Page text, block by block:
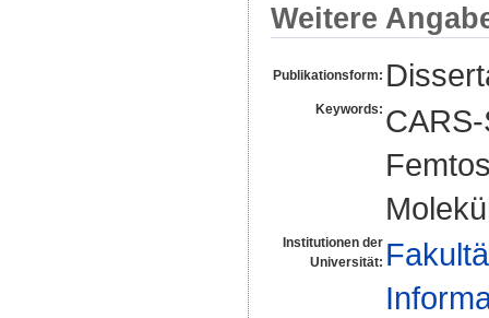
Weitere
Publikationsform:
Keywords:
Institutionen der
Universität: